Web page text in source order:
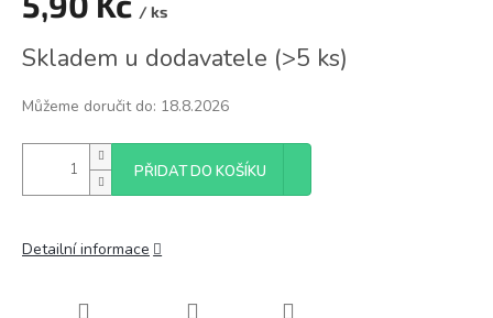
/ ks
cena:
Skladem u dodavatele (>5 ks)
Můžeme doručit do: 18.8.2026
PŘIDAT DO KOŠÍKU
Detailní informace